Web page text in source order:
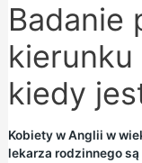
Badanie
kierunku
kiedy
Kobiety w Anglii w
lekarza rodzinnego